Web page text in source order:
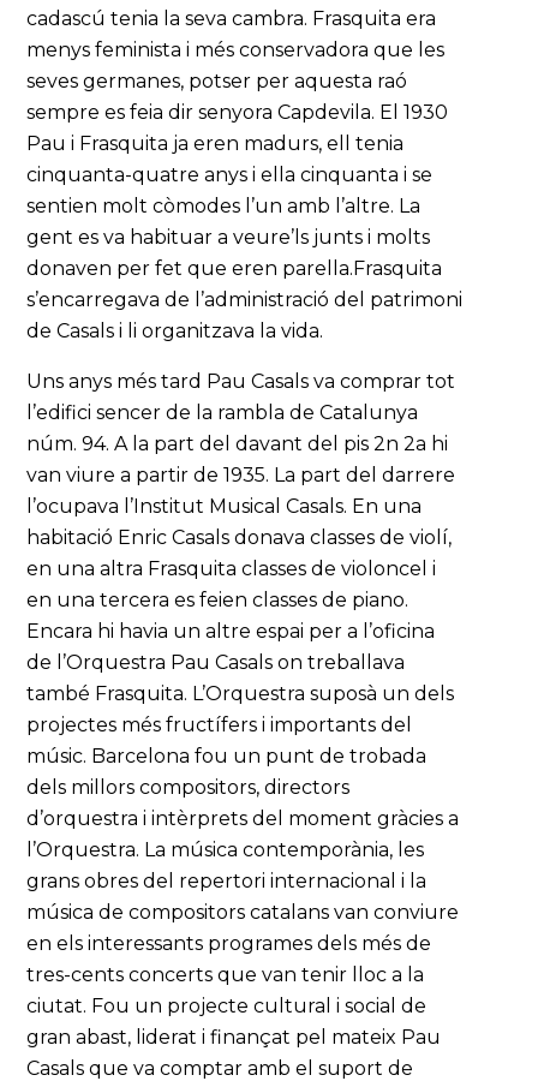
cadascú tenia la seva cambra. Frasquita era
menys feminista i més conservadora que les
seves germanes, potser per aquesta raó
sempre es feia dir senyora Capdevila. El 1930
Pau i Frasquita ja eren madurs, ell tenia
cinquanta-quatre anys i ella cinquanta i se
sentien molt còmodes l’un amb l’altre. La
gent es va habituar a veure’ls junts i molts
donaven per fet que eren parella.Frasquita
s’encarregava de l’administració del patrimoni
de Casals i li organitzava la vida.
Uns anys més tard Pau Casals va comprar tot
l’edifici sencer de la rambla de Catalunya
núm. 94. A la part del davant del pis 2n 2a hi
van viure a partir de 1935. La part del darrere
l’ocupava l’Institut Musical Casals. En una
habitació Enric Casals donava classes de violí,
en una altra Frasquita classes de violoncel i
en una tercera es feien classes de piano.
Encara hi havia un altre espai per a l’oficina
de l’Orquestra Pau Casals on treballava
també Frasquita. L’Orquestra suposà un dels
projectes més fructífers i importants del
músic. Barcelona fou un punt de trobada
dels millors compositors, directors
d’orquestra i intèrprets del moment gràcies a
l’Orquestra. La música contemporània, les
grans obres del repertori internacional i la
música de compositors catalans van conviure
en els interessants programes dels més de
tres-cents concerts que van tenir lloc a la
ciutat. Fou un projecte cultural i social de
gran abast, liderat i finançat pel mateix Pau
Casals que va comptar amb el suport de